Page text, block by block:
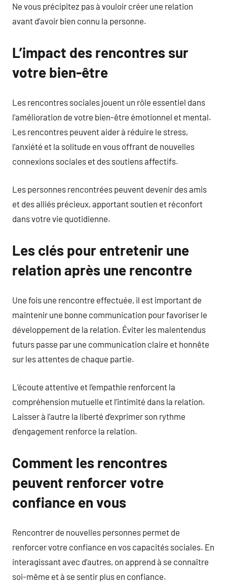
Ne vous précipitez pas à vouloir créer une relation
avant d’avoir bien connu la personne.
L’impact des rencontres sur
votre bien-être
Les rencontres sociales jouent un rôle essentiel dans
l’amélioration de votre bien-être émotionnel et mental.
Les rencontres peuvent aider à réduire le stress,
l’anxiété et la solitude en vous offrant de nouvelles
connexions sociales et des soutiens affectifs.
Les personnes rencontrées peuvent devenir des amis
et des alliés précieux, apportant soutien et réconfort
dans votre vie quotidienne.
Les clés pour entretenir une
relation après une rencontre
Une fois une rencontre effectuée, il est important de
maintenir une bonne communication pour favoriser le
développement de la relation. Éviter les malentendus
futurs passe par une communication claire et honnête
sur les attentes de chaque partie.
L’écoute attentive et l’empathie renforcent la
compréhension mutuelle et l’intimité dans la relation.
Laisser à l’autre la liberté d’exprimer son rythme
d’engagement renforce la relation.
Comment les rencontres
peuvent renforcer votre
confiance en vous
Rencontrer de nouvelles personnes permet de
renforcer votre confiance en vos capacités sociales. En
interagissant avec d’autres, on apprend à se connaître
soi-même et à se sentir plus en confiance.